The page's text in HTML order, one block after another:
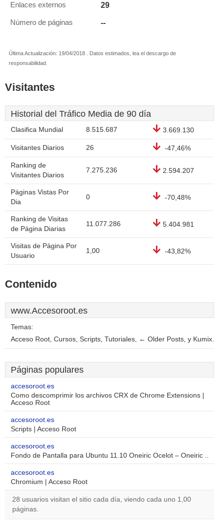
Enlaces externos 29
Número de páginas --
Última Actualización: 19/04/2018 . Datos estimados, lea el descargo de
responsabilidad.
Visitantes
Historial del Tráfico Media de 90 día
Clasifica Mundial 8.515.687 3.669.130
Visitantes Diarios 26 -47,46%
Ranking de
Visitantes Diarios
7.275.236 2.594.207
Páginas Vistas Por
Dia
0 -70,48%
Ranking de Visitas
de Página Diarias
11.077.286 5.404.981
Visitas de Página Por
Usuario
1,00 -43,82%
Contenido
www.Accesoroot.es
Temas:
Acceso Root, Cursos, Scripts, Tutoriales, ← Older Posts, y Kumix.
Páginas populares
accesoroot.es
Como descomprimir los archivos CRX de Chrome Extensions |
Acceso Root
accesoroot.es
Scripts | Acceso Root
accesoroot.es
Fondo de Pantalla para Ubuntu 11.10 Oneiric Ocelot – Oneiric ..
accesoroot.es
Chromium | Acceso Root
28 usuarios visitan el sitio cada día, viendo cada uno 1,00
páginas.